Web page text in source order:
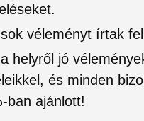
véleményt írtak
helyről jó
és minden
ban ajánlott!